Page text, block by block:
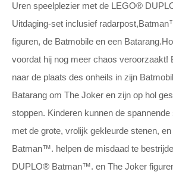
Uren speelplezier met de LEGO®
Uitdaging-set inclusief
figuren, de Batmobile en een
voordat hij nog meer chaos
naar de plaats des onheils in zijn
Batarang om The Joker en zijn op hol
stoppen. Kinderen kunnen de
met de grote, vrolijk gekleurde stenen,
Batman™. helpen de misdaad te
DUPLO® Batman™. en The Joker